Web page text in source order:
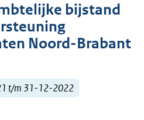
bijstand
Noord-Brabant
t/m 31-12-2022